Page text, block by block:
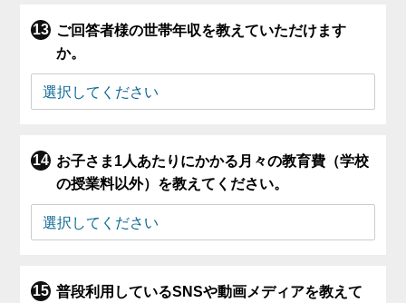
ご回答者様の世帯年収を教えていただけます
か。
お子さま1人あたりにかかる月々の教育費（学校
の授業料以外）を教えてください。
普段利用しているSNSや動画メディアを教えて